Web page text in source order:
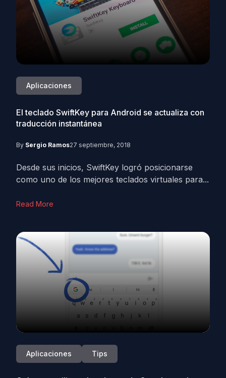
Aplicaciones
El teclado SwiftKey para Android se actualiza con
traducción instantánea
By Sergio Ramos27 septiembre, 2018
Desde sus inicios, SwiftKey logró posicionarse
como uno de los mejores teclados virtuales para...
Read More
Aplicaciones Tips